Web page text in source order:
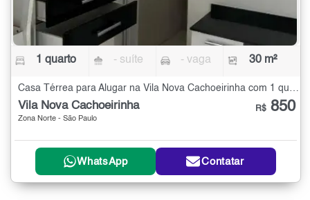
1 quarto - suíte - vaga 30 m²
Casa Térrea para Alugar na Vila Nova Cachoeirinha com 1 quarto - 30 m²
Vila Nova Cachoeirinha
Zona Norte - São Paulo
R$ 850
WhatsApp Contatar